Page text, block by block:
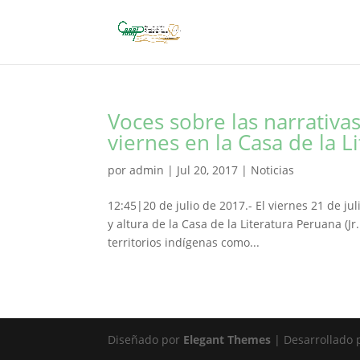
Voces sobre las
viernes en la Casa de la
poradmin | Jul 20, 2017 | Noticias
12:45|20 de julio de 2017.- El viernes 21 de
y altura de la Casa de la Literatura Peruana
territorios indígenas como...
Diseñado por Elegant Themes | Desarrollado